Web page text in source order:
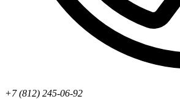
+7 (812) 245-06-92